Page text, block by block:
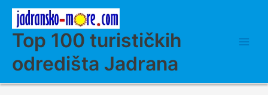
contentTop 100 turističkih
odredišta Jadrana